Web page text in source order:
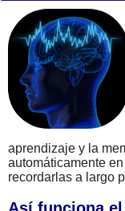
aprendizaje y la
automáticamente
recordarlas a largo